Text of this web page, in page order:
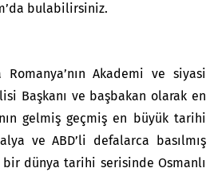
bulabilirsiniz.
Akademi ve siyasi
Başkanı ve başbakan olarak en
gelmiş geçmiş en büyük tarihi
ve ABD’li defalarca basılmış
dünya tarihi serisinde Osmanlı